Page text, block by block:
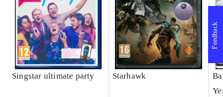
Singstar ultimate party Starhawk
Feedback